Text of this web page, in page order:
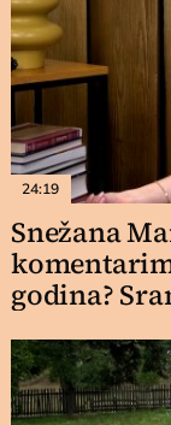
24:19
Snežana
godina?